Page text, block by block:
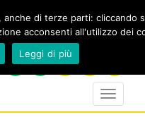
twitter
map-
marker
calendar
Toggle
di terze parti: cliccando
acconsenti all'utilizzo dei
Leggi di più